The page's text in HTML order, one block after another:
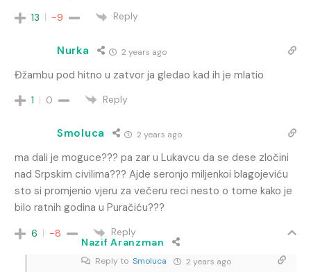
13 -9 Reply
Nurka 2 years ago
Đžambu pod hitno u zatvor ja gledao kad ih je mlatio
1 0 Reply
Smoluca 2 years ago
ma dali je moguce??? pa zar u Lukavcu da se dese zločini
nad Srpskim civilima??? Ajde seronjo miljenkoi blagojeviću
sto si promjenio vjeru za večeru reci nesto o tome kako je
bilo ratnih godina u Puračiću???
6 -8
Reply
Nazif Aranzman
Reply to Smoluca 2 years ago